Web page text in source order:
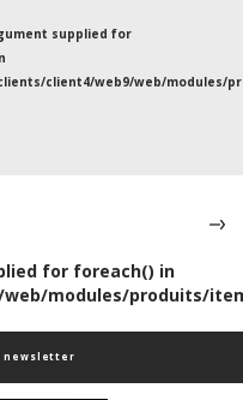
supplied for
client4/web9/web/modules/
for foreach() in
modules/produits/
newsletter